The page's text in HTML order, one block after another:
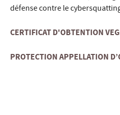
défense contre le
CERTIFICAT D'OBTENTION
PROTECTION APPELLATION